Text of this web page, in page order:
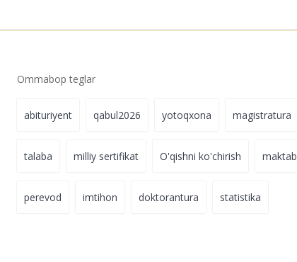
Ommabop teglar
abituriyent qabul2026 yotoqxona magistratura
talaba milliy sertifikat O'qishni ko'chirish maktab
perevod imtihon doktorantura statistika